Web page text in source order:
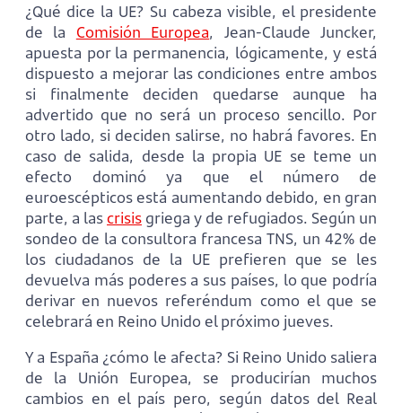
¿Qué dice la UE? Su cabeza visible, el presidente
de la Comisión Europea, Jean-Claude Juncker,
apuesta por la permanencia, lógicamente, y está
dispuesto a mejorar las condiciones entre ambos
si finalmente deciden quedarse aunque ha
advertido que no será un proceso sencillo. Por
otro lado, si deciden salirse, no habrá favores. En
caso de salida, desde la propia UE se teme un
efecto dominó ya que el número de
euroescépticos está aumentando debido, en gran
parte, a lascrisis griega y de refugiados. Según un
sondeo de la consultora francesa TNS, un 42% de
los ciudadanos de la UE prefieren que se les
devuelva más poderes a sus países, lo que podría
derivar en nuevos referéndum como el que se
celebrará en Reino Unido el próximo jueves.
Y a España ¿cómo le afecta? Si Reino Unido saliera
de la Unión Europea, se producirían muchos
cambios en el país pero, según datos del Real